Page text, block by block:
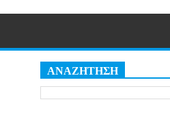
ΑΝΑΖΗΤΗΣΗ